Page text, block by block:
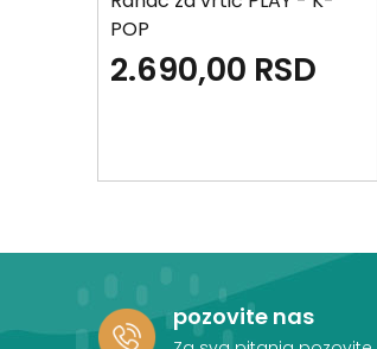
POP
2.690,00 RSD
pozovite nas